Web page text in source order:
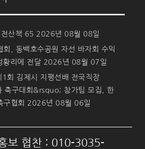
산책 65 2026년 08월 08일
회, 동백호수공원 자선 바자회 수익
리에 전달 2026년 08월 07일
회 김제시 지평선배 전국직장
구대회&rsquo; 참가팀 모집, 한
구협회 2026년 08월 06일
보 협찬 : 010-3035-